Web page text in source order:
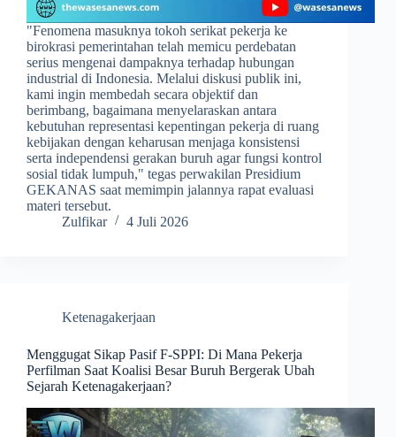
​"Fenomena masuknya tokoh serikat pekerja ke
birokrasi pemerintahan telah memicu perdebatan
serius mengenai dampaknya terhadap hubungan
industrial di Indonesia. Melalui diskusi publik ini,
kami ingin membedah secara objektif dan
berimbang, bagaimana menyelaraskan antara
kebutuhan representasi kepentingan pekerja di ruang
kebijakan dengan keharusan menjaga konsistensi
serta independensi gerakan buruh agar fungsi kontrol
sosial tidak lumpuh," tegas perwakilan Presidium
GEKANAS saat memimpin jalannya rapat evaluasi
materi tersebut.
Zulfikar
4 Juli 2026
Ketenagakerjaan
Menggugat Sikap Pasif F-SPPI: Di Mana Pekerja
Perfilman Saat Koalisi Besar Buruh Bergerak Ubah
Sejarah Ketenagakerjaan?